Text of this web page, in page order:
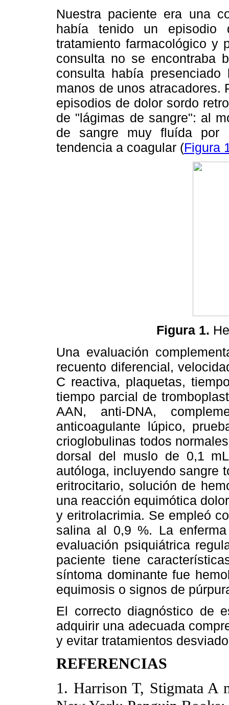
Nuestra paciente era una
había tenido un episodio
tratamiento farmacológico y
consulta no se encontraba
consulta había
manos de unos atracadores.
episodios de dolor sordo
de "lágimas de sangre": al
de sangre muy fluída por
tendencia a coagular (Figura
Figura 1.
Una evaluación
recuento diferencial,
C reactiva, plaquetas,
tiempo parcial de
AAN, anti-DNA,
anticoagulante lúpico,
crioglobulinas todos
dorsal del muslo de 0,1
autóloga, incluyendo sangre
eritrocitario, solución de
una reacción equimótica
y eritrolacrimia. Se empleó
salina al 0,9 %. La
evaluación psiquiátrica
paciente tiene
síntoma dominante fue
equimosis o signos de
El correcto diagnóstico de
adquirir una adecuada
y evitar tratamientos
REFERENCIAS
1. Harrison T, Stigmata A